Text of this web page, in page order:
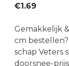
€1.69
Gemakkelijk
cm
schap Veters
doorsnee-